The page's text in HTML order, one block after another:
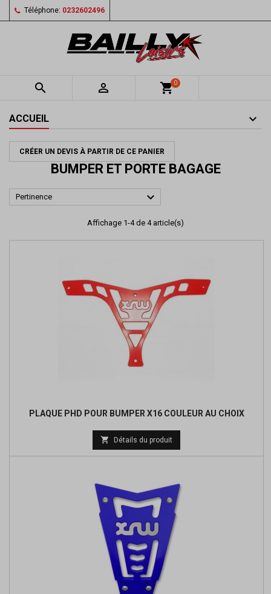
Téléphone: 0232602496
  shopping_cart0
ACCUEIL
CRÉER UN DEVIS À PARTIR DE CE PANIER
BUMPER ET PORTE BAGAGE
Pertinence 
Affichage 1-4 de 4 article(s)
PLAQUE PHD POUR BUMPER X16 COULEUR AU CHOIX
 Détails du produit